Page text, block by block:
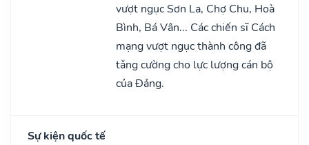
vượt ngục Sơn La, Chợ Chu, Hoà
Bình, Bá Vân... Các chiến sĩ Cách
mạng vượt ngục thành công đã
tǎng cường cho lực lượng cán bộ
của Đảng.
Sự kiện quốc tế